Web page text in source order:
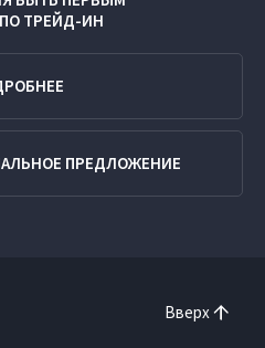
ТРЕЙД-ИН
ПРЕДЛОЖЕНИЕ
Вверх